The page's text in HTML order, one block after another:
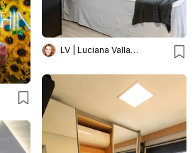
LV | Luciana Valladares